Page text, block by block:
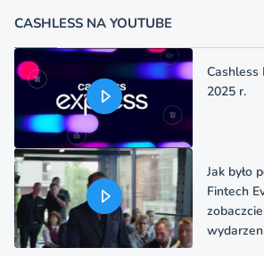
CASHLESS NA YOUTUBE
Cashless
2025 r.
Jak było
Fintech